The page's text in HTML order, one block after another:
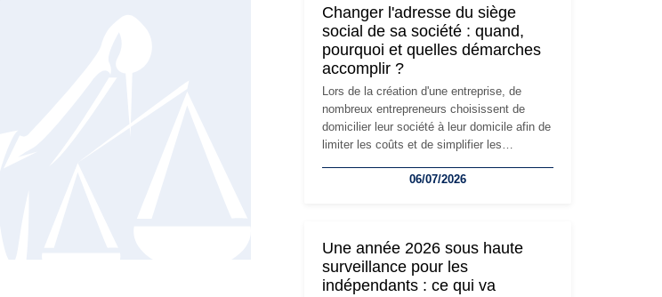
Changer l'adresse du siège
social de sa société : quand,
pourquoi et quelles démarches
accomplir ?
Lors de la création d'une entreprise, de
nombreux entrepreneurs choisissent de
domicilier leur société à leur domicile afin de
limiter les coûts et de simplifier les
l'activité, cette solution peut rapidement
siège social répond souvent à une nouvelle
étape de la vie de l'entreprise et implique
plusieurs formalités obligatoires.
06/07/2026
Une année 2026 sous haute
surveillance pour les
indépendants : ce qui va